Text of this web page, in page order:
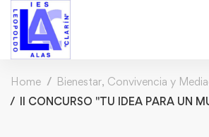
Home
Bienestar, Convivencia y
II CONCURSO "TU IDEA PARA UN